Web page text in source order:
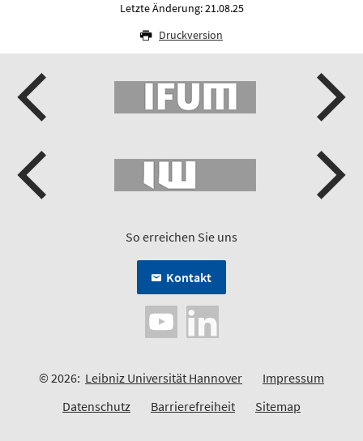
Letzte Änderung: 21.08.25
Druckversion
So erreichen Sie uns
Kontakt
© 2026: Leibniz Universität Hannover
Impressum
Datenschutz
Barrierefreiheit Sitemap